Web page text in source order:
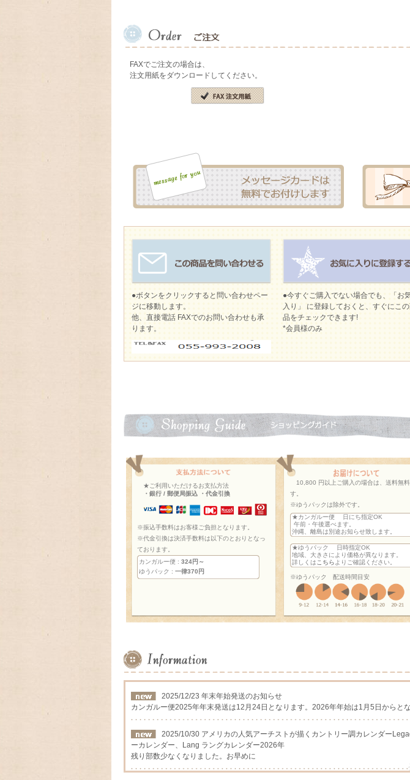
FAXでご注文の場合は、
注文用紙をダウンロードしてください。
●ボタンをクリックすると問い合わせペー
ジに移動します。
他、直接電話 FAXでのお問い合わせも承
ります。
●今すぐご購入でない場合でも、「お
入り」 に登録しておくと、すぐにこ
品をチェックできます!
*会員様のみ
★ご利用いただけるお支払方法
・銀行 / 郵便局振込 ・代金引換
※振込手数料はお客様ご負担となります。
※代金引換は決済手数料は以下のとおりとなっ
ております。
カンガルー便 : 324円～
ゆうパック : 一律370円
10,800 円以上ご購入の場合は、送料無
す。
※ゆうパックは除外です。
★カンガルー便 日にち指定OK
午前・午後選べます。
沖縄、離島は別途お知らせ致します。
★ゆうパック 日時指定OK
地域、大きさにより価格が異なります。
詳しくは こちら よりご確認ください。
※ゆうパック 配送時間目安
2025/12/23 年末年始発送のお知らせ
カンガルー便2025年年末発送は12月24日となります。2026年年始は1月5日からと
2025/10/30 アメリカの人気アーチストが描くカントリー調カレンダー
ーカレンダー、Lang ラングカレンダー2026年
残り部数少なくなりました。お早めに